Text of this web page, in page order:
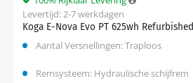
Koga E-Nova Evo PT 625wh Refurbished
Levertijd: 2-7 werkdagen
Aantal Versnellingen: Traploos
Remsysteem: Hydraulische schijfrem